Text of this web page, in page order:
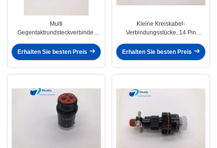
Multi
Gegentaktrundsteckverbinder
XC22T14KH X Pin
Erhalten Sie besten Preis
Kleine Kreiskabel-
Verbindungsstücke, 14 Pin
Rundsteckverbinder
Erhalten Sie besten Preis